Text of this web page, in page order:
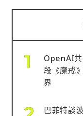
OpenAI
段《魔戒
界
巴菲特談